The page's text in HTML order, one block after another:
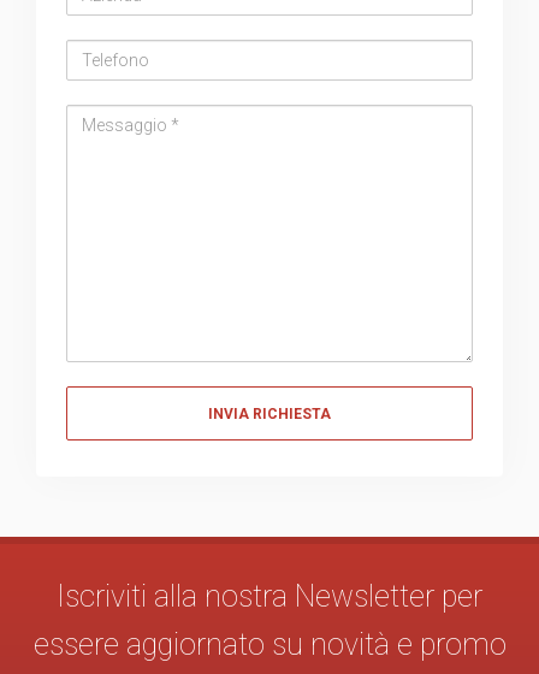
Iscriviti alla nostra Newsletter per
essere aggiornato su novità e promo